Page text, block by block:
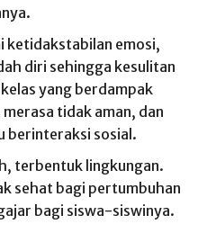
ketidakstabilan emosi,
diri sehingga kesulitan
yang berdampak
tidak aman, dan
berinteraksi sosial.
terbentuk lingkungan.
sehat bagi pertumbuhan
bagi siswa-siswinya.